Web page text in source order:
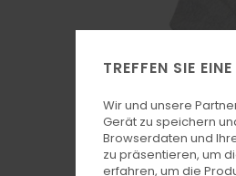
TREFFEN SIE
Wir und unsere
Gerät zu speichern
Browserdaten und
zu präsentieren, um
erfahren, um die